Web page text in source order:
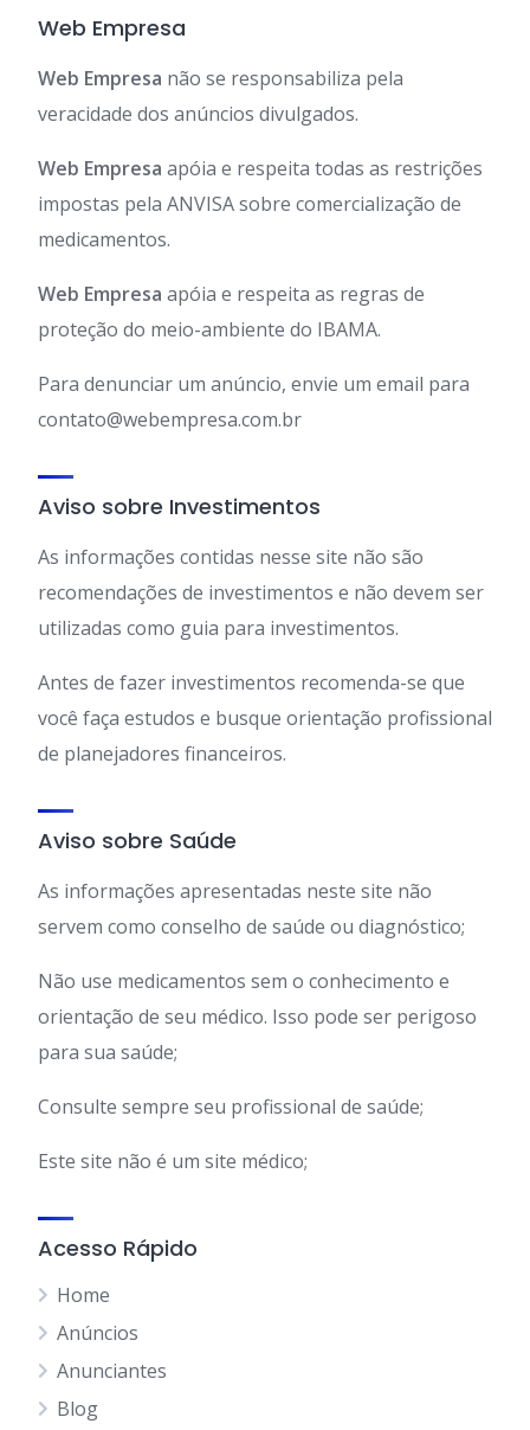
Web Empresa
Web Empresa não se responsabiliza pela
veracidade dos anúncios divulgados.
Web Empresa apóia e respeita todas as restrições
impostas pela ANVISA sobre comercialização de
medicamentos.
Web Empresa apóia e respeita as regras de
proteção do meio-ambiente do IBAMA.
Para denunciar um anúncio, envie um email para
contato@webempresa.com.br
Aviso sobre Investimentos
As informações contidas nesse site não são
recomendações de investimentos e não devem ser
utilizadas como guia para investimentos.
Antes de fazer investimentos recomenda-se que
você faça estudos e busque orientação profissional
de planejadores financeiros.
Aviso sobre Saúde
As informações apresentadas neste site não
servem como conselho de saúde ou diagnóstico;
Não use medicamentos sem o conhecimento e
orientação de seu médico. Isso pode ser perigoso
para sua saúde;
Consulte sempre seu profissional de saúde;
Este site não é um site médico;
Acesso Rápido
Home
Anúncios
Anunciantes
Blog